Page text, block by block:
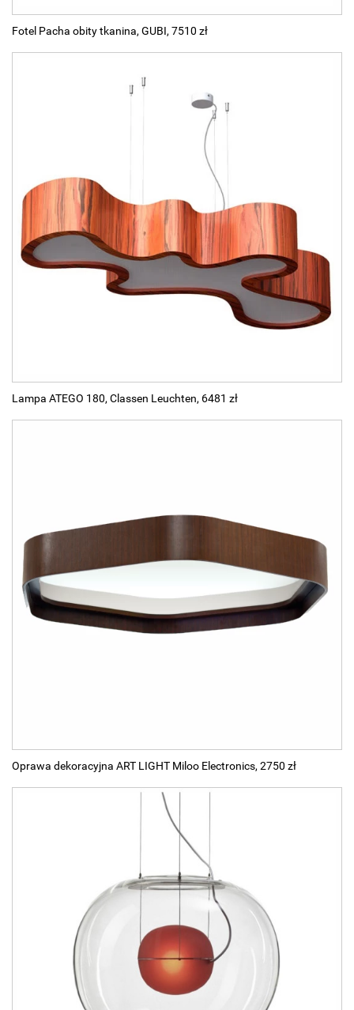
Fotel Pacha obity tkanina, GUBI, 7510 zł
Lampa ATEGO 180, Classen Leuchten, 6481 zł
Oprawa dekoracyjna ART LIGHT Miloo Electronics, 2750 zł